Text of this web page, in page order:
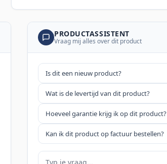
PRODUCTASSISTENT
Vraag mij alles over dit product
Is dit een nieuw product?
Wat is de levertijd van dit product?
Hoeveel garantie krijg ik op dit product?
Kan ik dit product op factuur bestellen?
Je vraag